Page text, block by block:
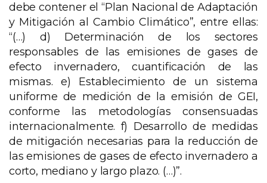
debe contener el “Plan Nacional de Adaptación
y Mitigación al Cambio Climático”, entre ellas:
“(…) d) Determinación de los sectores
responsables de las emisiones de gases de
efecto invernadero, cuantificación de las
mismas. e) Establecimiento de un sistema
uniforme de medición de la emisión de GEI,
conforme las metodologías consensuadas
internacionalmente. f) Desarrollo de medidas
de mitigación necesarias para la reducción de
las emisiones de gases de efecto invernadero a
corto, mediano y largo plazo. (…)”.